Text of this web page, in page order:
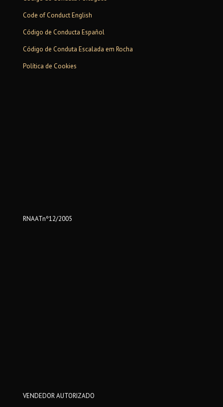
Code of Conduct English
Código de Conducta Español
Código de Conduta Escalada em Rocha
Política de Cookies
RNAATnº12/2005
VENDEDOR AUTORIZADO